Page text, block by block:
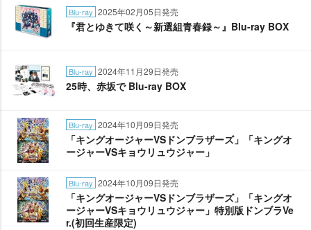
Blu-ray 2025年02月05日発売
『君とゆきて咲く～新選組青春録～』Blu-ray BOX
Blu-ray 2024年11月29日発売
25時、赤坂で Blu-ray BOX
Blu-ray 2024年10月09日発売
「キングオージャーVSドンブラザーズ」「キングオ
ージャーVSキョウリュウジャー」
Blu-ray 2024年10月09日発売
「キングオージャーVSドンブラザーズ」「キングオ
ージャーVSキョウリュウジャー」特別版ドンブラVe
r.(初回生産限定)